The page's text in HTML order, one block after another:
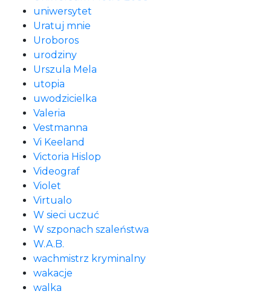
uniwersytet
Uratuj mnie
Uroboros
urodziny
Urszula Mela
utopia
uwodzicielka
Valeria
Vestmanna
Vi Keeland
Victoria Hislop
Videograf
Violet
Virtualo
W sieci uczuć
W szponach szaleństwa
W.A.B.
wachmistrz kryminalny
wakacje
walka